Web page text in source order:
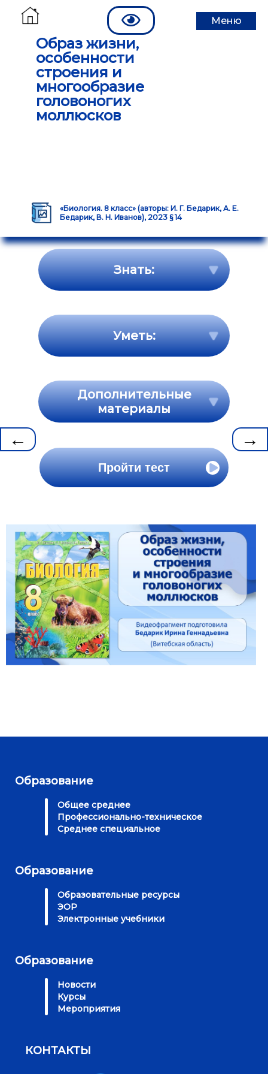
Образ жизни,
особенности
строения и
многообразие
головоногих
моллюсков
Меню
«Биология. 8 класс» (авторы: И. Г. Бедарик, А. Е.
Бедарик, В. Н. Иванов), 2023 § 14
← →
Знать:
Уметь:
Дополнительные
материалы
Пройти тест
Образование
Общее среднее
Профессионально-техническое
Среднее специальное
Образование
Образовательные ресурсы
ЭОР
Электронные учебники
Образование
Новости
Курсы
Мероприятия
КОНТАКТЫ